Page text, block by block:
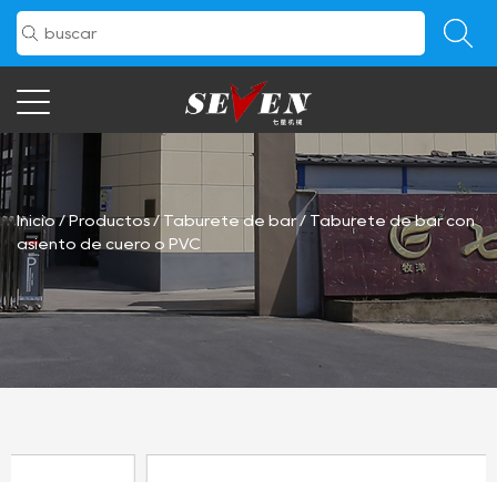
Inicio/Productos/Taburete de bar/ Taburete de bar con
asiento de cuero o PVC